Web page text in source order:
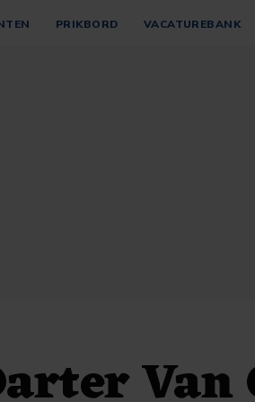
PRIKBORD VACATUREBANK